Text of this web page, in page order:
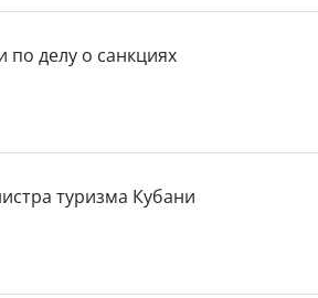
делу о санкциях
туризма Кубани